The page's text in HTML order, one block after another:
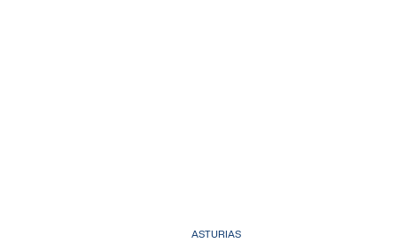
ASTURIAS